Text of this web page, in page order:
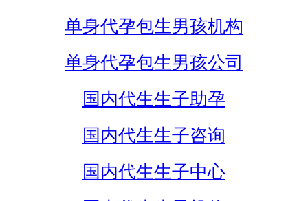
单身代孕包生男孩机构
单身代孕包生男孩公司
国内代生生子助孕
国内代生生子咨询
国内代生生子中心